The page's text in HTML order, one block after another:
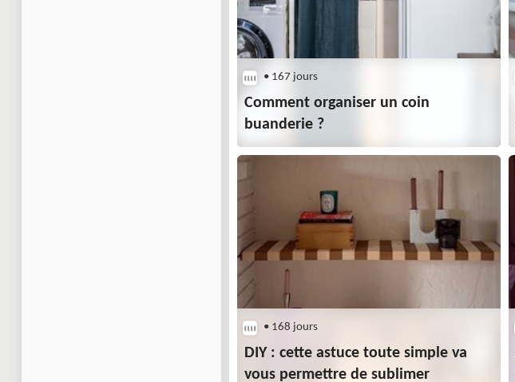
• 167 jours
Comment organiser un coin
buanderie ?
• 168 jours
DIY : cette astuce toute simple va
vous permettre de sublimer